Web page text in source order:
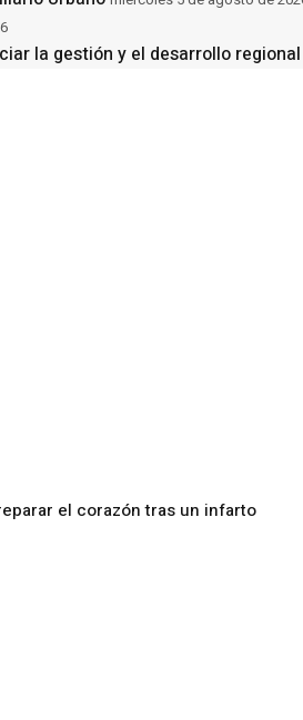
la gestión y el desarrollo regional
el corazón tras un infarto